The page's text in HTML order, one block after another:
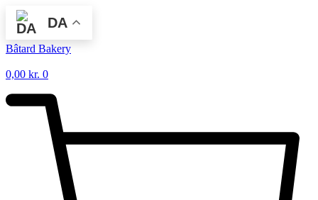
Videre
indhold
DA
Bâtard Bakery
0,00 kr. 0